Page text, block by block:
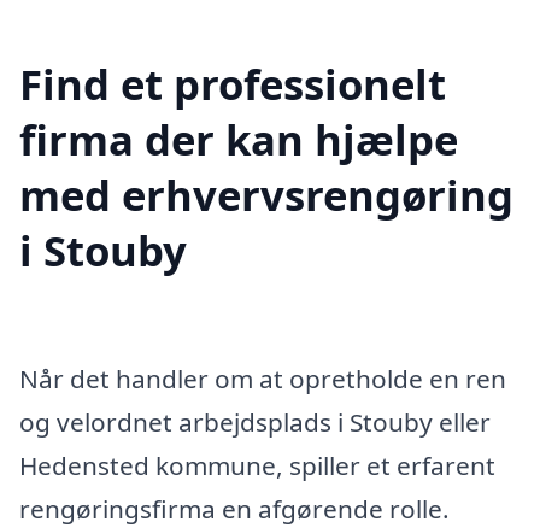
Find et professionelt
firma der kan hjælpe
med erhvervsrengøring
i Stouby
Når det handler om at opretholde en ren
og velordnet arbejdsplads i Stouby eller
Hedensted kommune, spiller et erfarent
rengøringsfirma en afgørende rolle.